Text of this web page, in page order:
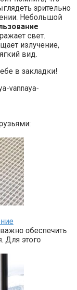
зрительно
Небольшой
свет.
излучение,
вид.
в закладки!
vannaya-
обеспечить
Для этого